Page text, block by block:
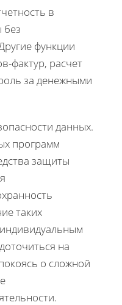
в
без
функции
фактур, расчет
за денежными
данных.
программ
защиты
таких
на
о сложной